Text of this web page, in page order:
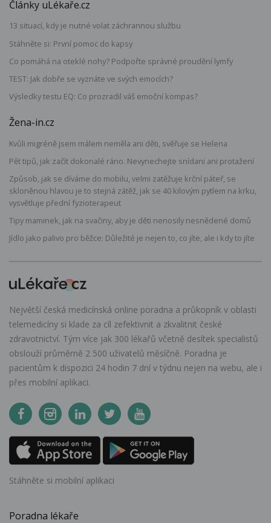
Články uLékaře.cz
13 situací, kdy je nutné volat záchrannou službu
Stáhněte si: První pomoc do kapsy
Co pomáhá na oteklé nohy? Podpořte správné proudění lymfy
TEST: Jak dobře se vyznáte ve svých emocích?
Výsledky testu EQ: Co prozradil váš emoční kompas?
Žena-in.cz
Kvůli migréně jsem málem neměla ani děti, svěřuje se Helena
Pět tipů, jak začít dokonalé ráno. Nevynechejte snídani ani protažení
Způsob, jak se díváme do mobilu, velmi zatěžuje krční páteř, se
skloněnou hlavou je to stejná zátěž, jak se 40 kilovým pytlem na krku,
vysvětluje přední fyzioterapeut
Tipy maminek, jak na svačiny, aby je děti nenosily nesnědené domů
Jídlo jako palivo pro běžce: Důležité je nejen to, co jíte, ale i kdy to jíte
Největší česká medicínská online poradna a průkopník v oblasti
telemedicíny si klade za cíl zefektivnit a zkvalitnit české
zdravotnictví. Tým více jak 300 lékařů včetně desítek specialistů
obslouží průměrně 2 500 uživatelů měsíčně. Poradna je
pacientům k dispozici 24 hodin 7 dní v týdnu nejen na webu, ale i
přes mobilní aplikaci.
Stáhněte si mobilní aplikaci
Poradna lékaře